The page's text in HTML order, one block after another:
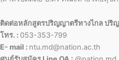
ติดต่อหลักสูตรปริญญาตรีทางไกล ปริ
โทร. : 053-353-799
E- mail : ntu.md@nation.ac.th